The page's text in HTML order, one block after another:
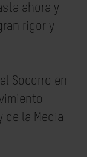
ahora y
rigor y
Socorro en
de la Media